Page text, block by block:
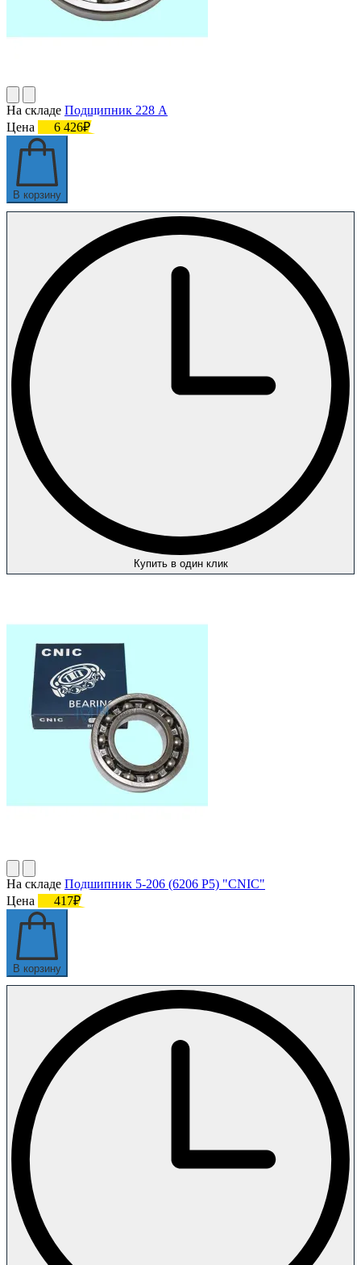
На складе Подшипник 228 А
Цена
6 426₽
В корзину
Купить в один клик
На складе Подшипник 5-206 (6206 P5) "CNIC"
Цена
417₽
В корзину